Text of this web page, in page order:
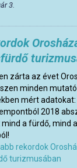
3.
zárta az évet
minden
mért adatokat:
2018
a fürdő, mind
rekordok
turizmusában